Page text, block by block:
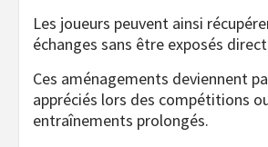
Les joueurs peuvent ainsi
échanges sans être exposés
Ces aménagements deviennent
appréciés lors des compétitions
entraînements prolongés.